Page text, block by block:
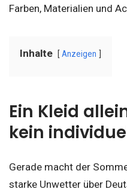
Farben, Materialien und
Inhalte Anzeigen
Ein Kleid
kein
Gerade macht der
starke Unwetter über